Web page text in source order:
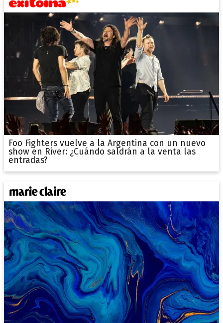
Foo Fighters vuelve a la Argentina con un nuevo
show en River: ¿Cuándo saldrán a la venta las
entradas?